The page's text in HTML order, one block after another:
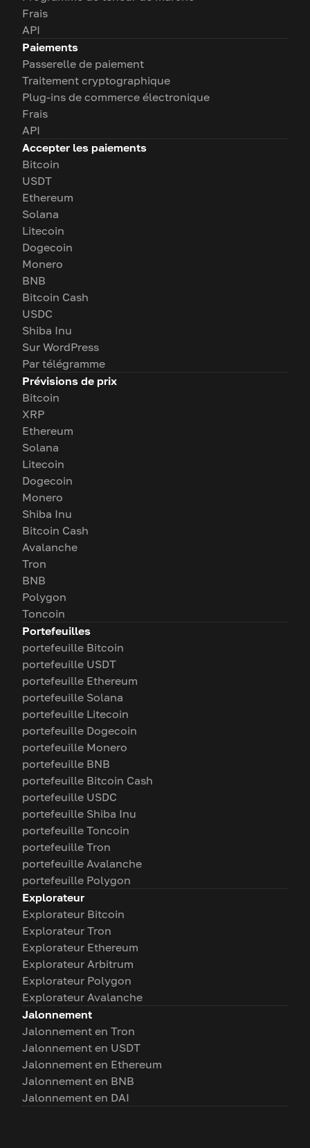
Frais
API
Paiements
Passerelle de paiement
Traitement cryptographique
Plug-ins de commerce électronique
Frais
API
Accepter les paiements
Bitcoin
USDT
Ethereum
Solana
Litecoin
Dogecoin
Monero
BNB
Bitcoin Cash
USDC
Shiba Inu
Sur WordPress
Par télégramme
Prévisions de prix
Bitcoin
XRP
Ethereum
Solana
Litecoin
Dogecoin
Monero
Shiba Inu
Bitcoin Cash
Avalanche
Tron
BNB
Polygon
Toncoin
Portefeuilles
portefeuille Bitcoin
portefeuille USDT
portefeuille Ethereum
portefeuille Solana
portefeuille Litecoin
portefeuille Dogecoin
portefeuille Monero
portefeuille BNB
portefeuille Bitcoin Cash
portefeuille USDC
portefeuille Shiba Inu
portefeuille Toncoin
portefeuille Tron
portefeuille Avalanche
portefeuille Polygon
Explorateur
Explorateur Bitcoin
Explorateur Tron
Explorateur Ethereum
Explorateur Arbitrum
Explorateur Polygon
Explorateur Avalanche
Jalonnement
Jalonnement en Tron
Jalonnement en USDT
Jalonnement en Ethereum
Jalonnement en BNB
Jalonnement en DAI